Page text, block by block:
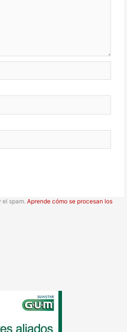
el spam.Aprende cómo se procesan los